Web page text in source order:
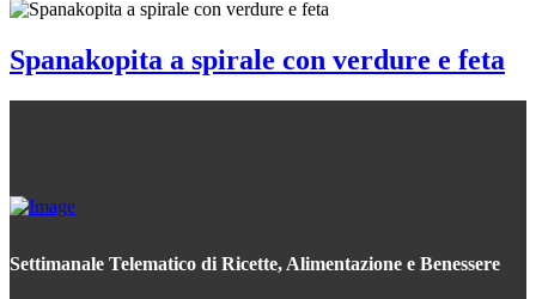
Spanakopita a spirale con verdure e feta
Settimanale Telematico di Ricette, Alimentazione e Benessere